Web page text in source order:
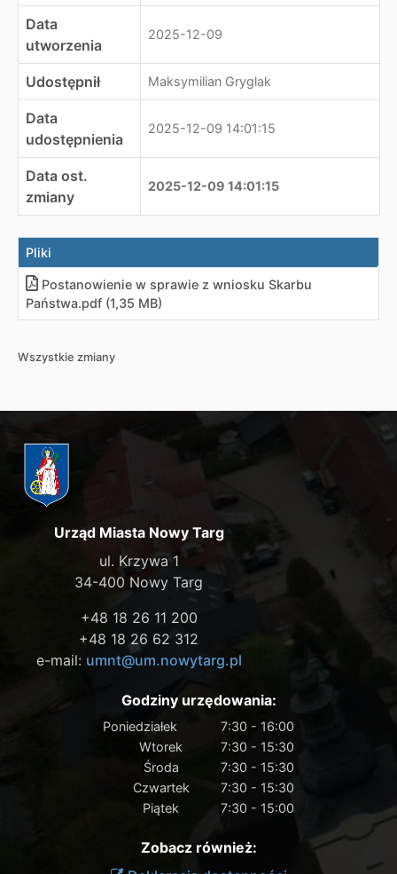
Data
utworzenia
2025-12-09
Udostępnił Maksymilian Gryglak
Data
udostępnienia
2025-12-09 14:01:15
Data ost.
zmiany
2025-12-09 14:01:15
Pliki
Postanowienie w sprawie z wniosku Skarbu
Państwa.pdf (1,35 MB)
Wszystkie zmiany
Urząd Miasta Nowy Targ
ul. Krzywa 1
34-400 Nowy Targ
+48 18 26 11 200
+48 18 26 62 312
e-mail: umnt@um.nowytarg.pl
Godziny urzędowania:
Poniedziałek
7:30 - 16:00
Wtorek
7:30 - 15:30
Środa
7:30 - 15:30
Czwartek
7:30 - 15:30
Piątek
7:30 - 15:00
Zobacz również: